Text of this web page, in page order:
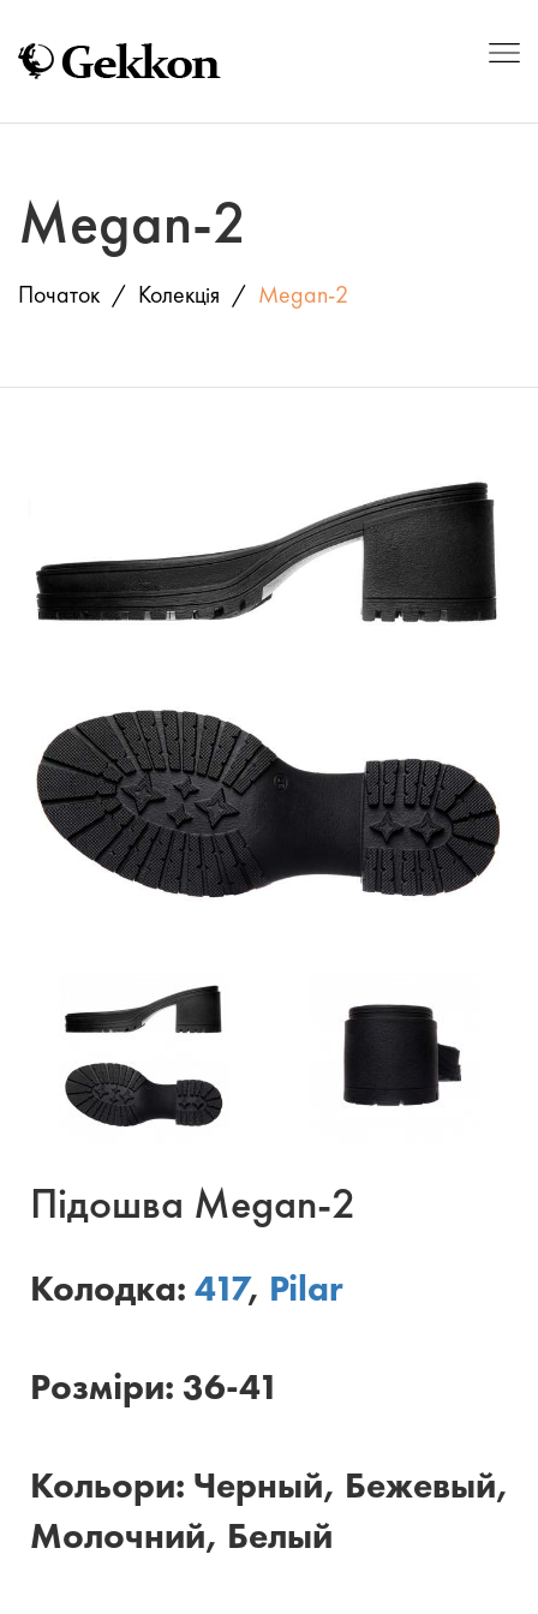
Megan-2
Початок Колекція Megan-2
Підошва Megan-2
Колодка: 417, Pilar
Розміри: 36-41
Кольори: Черный, Бежевый,
Молочний, Белый